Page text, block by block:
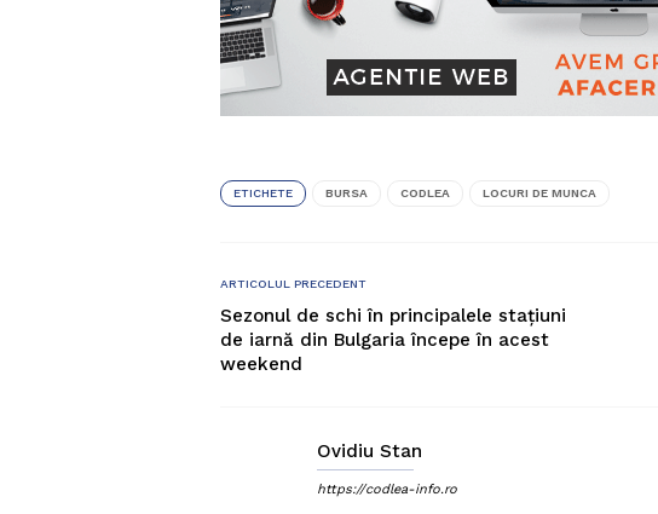
ETICHETE BURSA CODLEA LOCURI DE MUNCA
ARTICOLUL PRECEDENT
Sezonul de schi în principalele stațiuni
de iarnă din Bulgaria începe în acest
weekend
Ovidiu Stan
https://codlea-info.ro